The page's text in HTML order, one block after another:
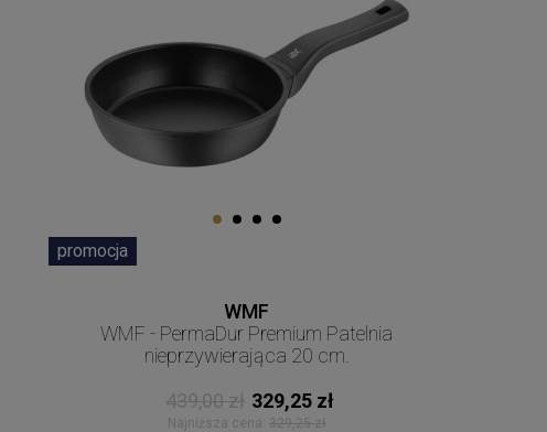
promocja
WMF
WMF - PermaDur Premium Patelnia
nieprzywierająca 20 cm.
439,00 zł 329,25 zł
Najniższa cena: 329,25 zł